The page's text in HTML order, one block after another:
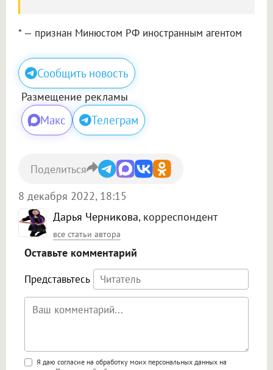
* — признан Минюстом РФ иностранным агентом
Сообщить новость
Размещение рекламы
Макс Телеграм
Дарья Черникова, корреспондент
все статьи автора
8 декабря 2022, 18:15
Поделиться
Оставьте комментарий
Представьтесь
Поддержка HTML
Я даю согласие на обработку моих персональных данных на